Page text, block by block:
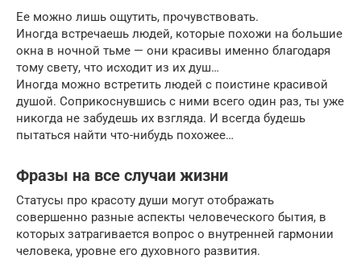
Ее можно лишь ощутить, прочувствовать.
Иногда встречаешь людей, которые похожи на большие
окна в ночной тьме — они красивы именно благодаря
тому свету, что исходит из их душ…
Иногда можно встретить людей с поистине красивой
душой. Соприкоснувшись с ними всего один раз, ты уже
никогда не забудешь их взгляда. И всегда будешь
пытаться найти что-нибудь похожее…
Фразы на все случаи жизни
Статусы про красоту души могут отображать
совершенно разные аспекты человеческого бытия, в
которых затрагивается вопрос о внутренней гармонии
человека, уровне его духовного развития.